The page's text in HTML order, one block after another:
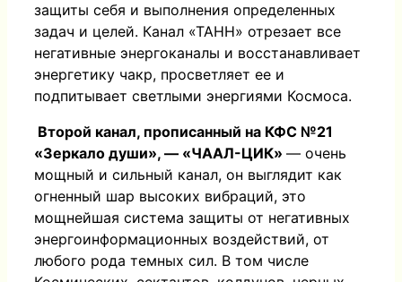
защиты себя и выполнения определенных
задач и целей. Канал «ТАНН» отрезает все
негативные энергоканалы и восстанавливает
энергетику чакр, просветляет ее и
подпитывает светлыми энергиями Космоса.
Второй канал, прописанный на КФС №21
«Зеркало души», — «ЧААЛ-ЦИК» — очень
мощный и сильный канал, он выглядит как
огненный шар высоких вибраций, это
мощнейшая система защиты от негативных
энергоинформационных воздействий, от
любого рода темных сил. В том числе